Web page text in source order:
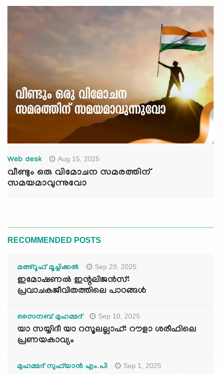
Web desk Aug 15, 2025
വീണ്ടും ഒരു വിമോചന സമരത്തിന്
സമയമാവുന്നുവോ
RECOMMENDED POSTS
മഅ്റൂഫ് മൂച്ചിക്കല്‍ Sep 29, 2025
ഇമോഷണൽ ഇന്റലിജൻസ്:
പ്രവാചകജീവിതത്തിലെ പാഠങ്ങൾ
സൈനബ് മുഹമ്മദ് Sep 10, 2025
യാ സയ്യിദീ യാ റസൂലല്ലാഹ്: റൗളാ ശരീഫിലെ
പ്രണയകാവ്യം
മുഹമ്മദ് സുഫ്‌യാൻ എം.പി Sep 1, 2025